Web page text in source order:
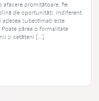
afacere promițătoare, fie
de oportunități. Indiferent
subestimați este
părea o formalitate
și cetățeni […]